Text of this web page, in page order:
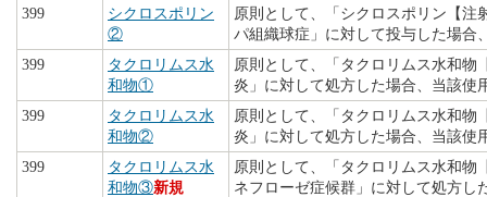
399
シクロスポリン
②
原則として、「シクロスポリン【注
パ組織球症」に対して投与した場合
399
タクロリムス水
和物①
原則として、「タクロリムス水和物
炎」に対して処方した場合、当該使
399
タクロリムス水
和物②
原則として、「タクロリムス水和物
炎」に対して処方した場合、当該使
399
タクロリムス水
和物③新規
原則として、「タクロリムス水和物
ネフローゼ症候群」に対して処方し